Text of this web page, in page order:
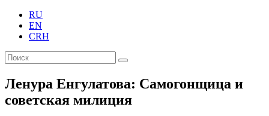
RU
EN
CRH
Ленура Енгулатова: Самогонщица и
советская милиция